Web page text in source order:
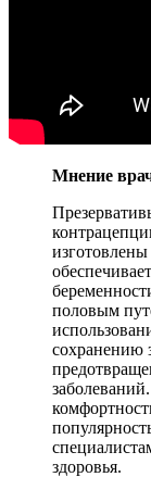
Мнение
половым
сохранению
здоровья.